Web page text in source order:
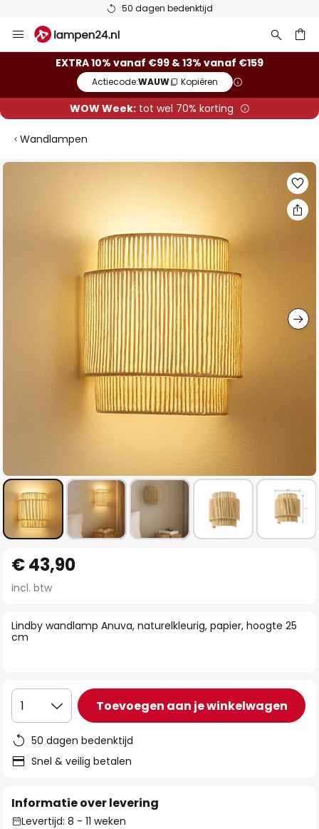
50 dagen bedenktijd
naar
EXTRA 10% vanaf €99 & 13% vanaf €159
Actiecode:WAUW Kopiëren
WOW Week:tot wel 70% korting
Wandlampen
Ga
afbeeldingen-
naar
het
van
de
Lindby wandlamp Anuva, naturelkleurig, papier, hoogte 25
cm
€ 43,90
incl. btw
1 Toevoegen aan je winkelwagen
50 dagen bedenktijd
Snel & veilig betalen
Informatie over levering
Levertijd: 8 - 11 weken